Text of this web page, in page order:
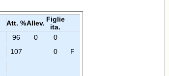
Att. %Allev. Figlie
ita.
96 0
0
107 0
F